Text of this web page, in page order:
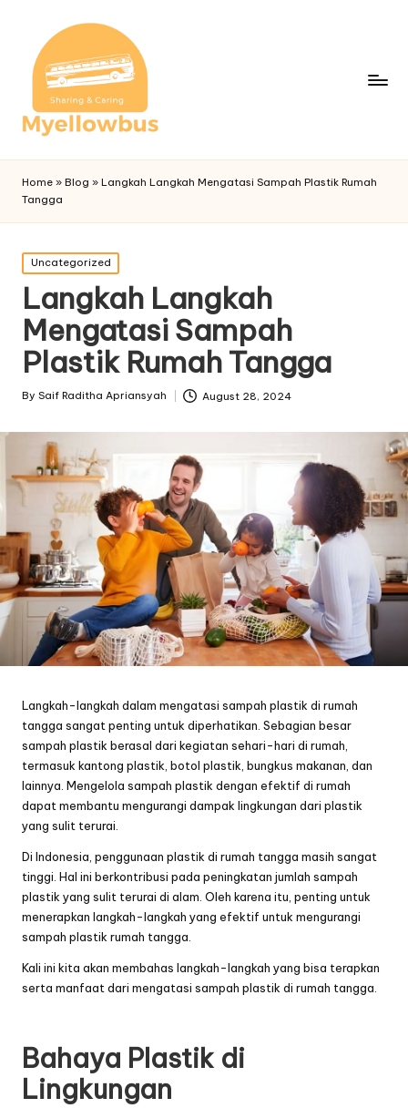
Home » Blog » Langkah Langkah Mengatasi Sampah Plastik Rumah
Tangga
Posted
in
Uncategorized
Langkah Langkah
Mengatasi Sampah
Plastik Rumah Tangga
Posted
By Saif Raditha Apriansyah August 28, 2024
Langkah-langkah dalam mengatasi sampah plastik di rumah
tangga sangat penting untuk diperhatikan. Sebagian besar
sampah plastik berasal dari kegiatan sehari-hari di rumah,
termasuk kantong plastik, botol plastik, bungkus makanan, dan
lainnya. Mengelola sampah plastik dengan efektif di rumah
dapat membantu mengurangi dampak lingkungan dari plastik
yang sulit terurai.
Di Indonesia, penggunaan plastik di rumah tangga masih sangat
tinggi. Hal ini berkontribusi pada peningkatan jumlah sampah
plastik yang sulit terurai di alam. Oleh karena itu, penting untuk
menerapkan langkah-langkah yang efektif untuk mengurangi
sampah plastik rumah tangga.
Kali ini kita akan membahas langkah-langkah yang bisa terapkan
serta manfaat dari mengatasi sampah plastik di rumah tangga.
Bahaya Plastik di
Lingkungan